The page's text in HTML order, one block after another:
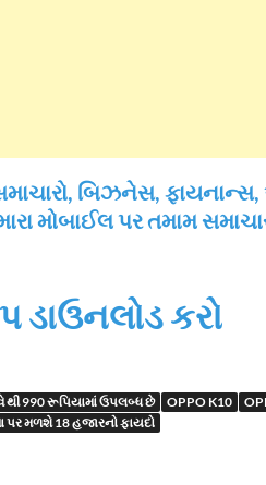
સમાચારો, બિઝનેસ,
મોબાઈલ પર તમામ
ડાઉનલોડ કરો
થી 990 રૂપિયામાં ઉપલબ્ધ છે OPPO K10
પર મળશે 18 હજારનો ફાયદો